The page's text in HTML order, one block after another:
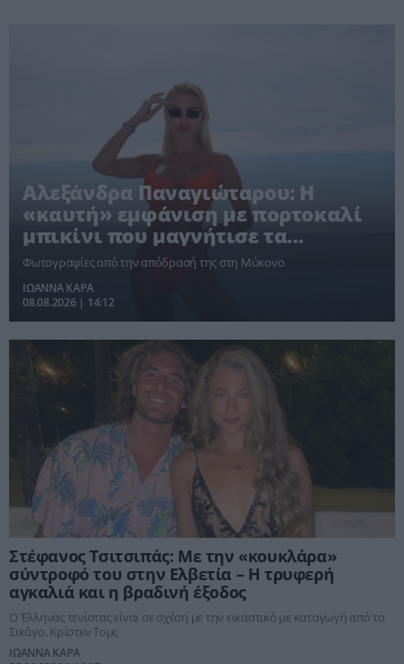
Αλεξάνδρα Παναγιώταρου: Η
«καυτή» εμφάνιση με πορτοκαλί
μπικίνι που μαγνήτισε τα
βλέμματα στη Μύκονο [pics]
Φωτογραφίες από την απόδρασή της στη Μύκονο
ΙΩΑΝΝΑ ΚΑΡΑ
08.08.2026 | 14:12
Στέφανος Τσιτσιπάς: Με την «κουκλάρα»
σύντροφό του στην Ελβετία – Η τρυφερή
αγκαλιά και η βραδινή έξοδος
Ο Έλληνας τενίστας είναι σε σχέση με την εικαστικό με καταγωγή από το
Σικάγο, Κρίστεν Τομς
ΙΩΑΝΝΑ ΚΑΡΑ